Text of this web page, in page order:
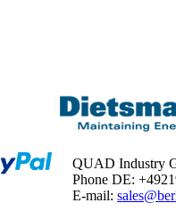
QUAD Industry
Phone DE:
E-mail: